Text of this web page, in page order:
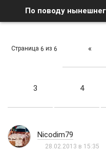
Страница 6 из 6 «
3 4
Nicodim79
28.02.2013 в 15:35